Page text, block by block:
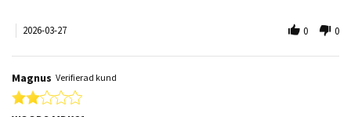
2026-03-27 0 0
Magnus Verifierad kund
2.0 star rating